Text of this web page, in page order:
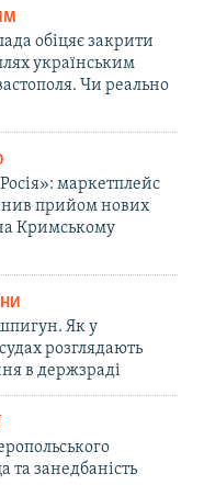
обіцяє закрити
українським
Чи реально
маркетплейс
прийом нових
Кримському
Як у
розглядають
в держзраді
та занедбаність